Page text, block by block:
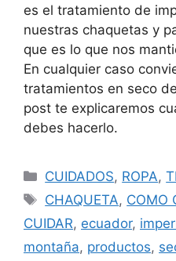
es el tratamiento de
nuestras chaquetas y
que es lo que nos
En cualquier caso
tratamientos en seco
post te explicaremos
debes hacerlo.
CUIDADOS, ROPA,
CHAQUETA, COMO
CUIDAR, ecuador,
montaña, productos,